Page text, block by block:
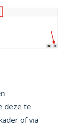
deze te
of via